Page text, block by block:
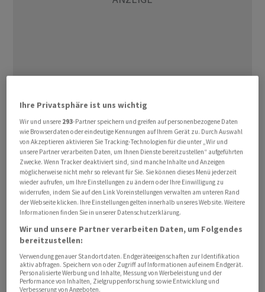
Es geht um Ansprüche aus Kreditversicherungen, wie
der Versicherer bestätigte. Der Konkursverwalter der
zur Greensill-Gruppe gehörenden Bremer Greensill
Bank fordert vom Schweizer Versicherer laut einem
Bericht der "Financial Time" (online) mehr als 250
Millionen US-Dollar. Der Verwalter will ausstehende
Ansprüche für geschädigte Gläubiger, darunter auch
viele deutsche Kommunen, geltend machen.
Bei der im Jahr 2014 von Greensill Capital
übernommenen Bremer Greensill Bank hatte die
deutsche Finanzmarktaufsicht Bafin
Unregelmässigkeiten im Zusammenhang mit
Ihre Privatsphäre ist uns wichtig
Wir und unsere 293-Partner speichern und greifen auf personenbezogene Daten
wie Browserdaten oder eindeutige Kennungen auf Ihrem Gerät zu. Durch Auswahl
von Akzeptieren aktivieren Sie Tracking-Technologien für die unter „Wir und
unsere Partner verarbeiten Daten, um Ihnen Dienste bereitzustellen“ aufgeführten
Zwecke. Wenn Tracker deaktiviert sind, sind manche Inhalte und Anzeigen
möglicherweise nicht mehr so relevant für Sie. Sie können dieses Menü jederzeit
wieder aufrufen, um Ihre Einstellungen zu ändern oder Ihre Einwilligung zu
widerrufen, indem Sie auf den Link Voreinstellungen verwalten am unteren Rand
der Webseite klicken. Ihre Einstellungen gelten innerhalb unseres Website. Weitere
Informationen finden Sie in unserer Datenschutzerklärung.
Wir und unsere Partner verarbeiten Daten, um Folgendes
bereitzustellen:
Verwendung genauer Standortdaten. Endgeräteeigenschaften zur Identifikation
aktiv abfragen. Speichern von oder Zugriff auf Informationen auf einem Endgerät.
Personalisierte Werbung und Inhalte, Messung von Werbeleistung und der
Performance von Inhalten, Zielgruppenforschung sowie Entwicklung und
Verbesserung von Angeboten.